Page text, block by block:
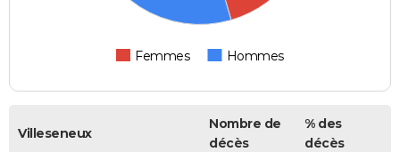
Femmes Hommes
Villeseneux
Nombre de
décès
% des
décès